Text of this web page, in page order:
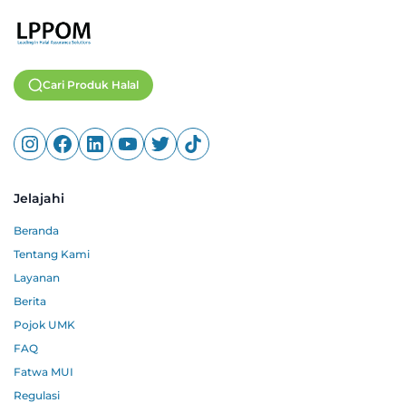
Cari Produk Halal
Jelajahi
Beranda
Tentang Kami
Layanan
Berita
Pojok UMK
FAQ
Fatwa MUI
Regulasi